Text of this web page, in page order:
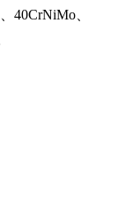
40CrNiMo、